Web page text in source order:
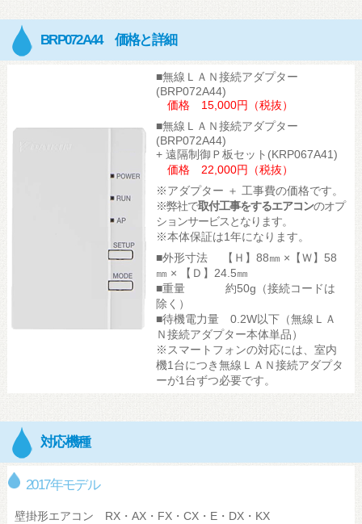
BRP072A44 価格と詳細
■無線ＬＡＮ接続アダプター
(BRP072A44)
価格 15,000円（税抜）
■無線ＬＡＮ接続アダプター
(BRP072A44)
+ 遠隔制御Ｐ板セット(KRP067A41)
価格 22,000円（税抜）
※アダプター ＋ 工事費の価格です。
※弊社で取付工事をするエアコンのオプ
ションサービスとなります。
※本体保証は1年になります。
■外形寸法 【Ｈ】88㎜ ×【Ｗ】58
㎜ × 【Ｄ】24.5㎜
■重量 約50g（接続コードは
除く）
■待機電力量 0.2W以下（無線ＬＡ
Ｎ接続アダプター本体単品）
※スマートフォンの対応には、室内
機1台につき無線ＬＡＮ接続アダプタ
ーが1台ずつ必要です。
対応機種
2017年モデル
壁掛形エアコン
RX・AX・FX・CX・E・DX・KX